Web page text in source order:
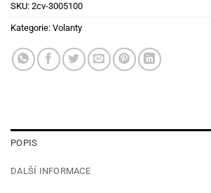
SKU: 2cv-3005100
Kategorie: Volanty
POPIS
DALŠÍ INFORMACE